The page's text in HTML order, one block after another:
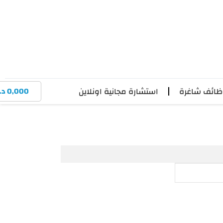
شاغرة استشارة مجانية اونلاين 0,000